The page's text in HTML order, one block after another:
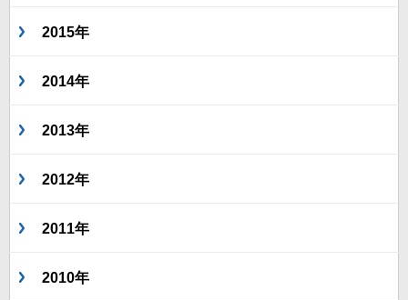
2015年
2014年
2013年
2012年
2011年
2010年